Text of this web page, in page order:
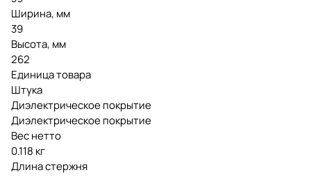
Ширина, мм
39
Высота, мм
262
Единица товара
Штука
Диэлектрическое покрытие
Диэлектрическое покрытие
Вес нетто
0.118 кг
Длина стержня